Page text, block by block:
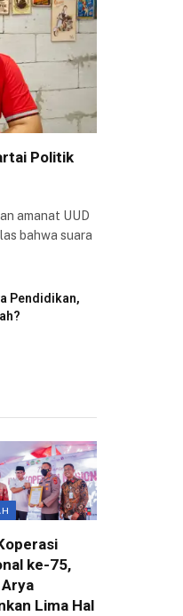
Politik
amanat UUD
bahwa suara
Pendidikan,
ke-75,
Lima Hal